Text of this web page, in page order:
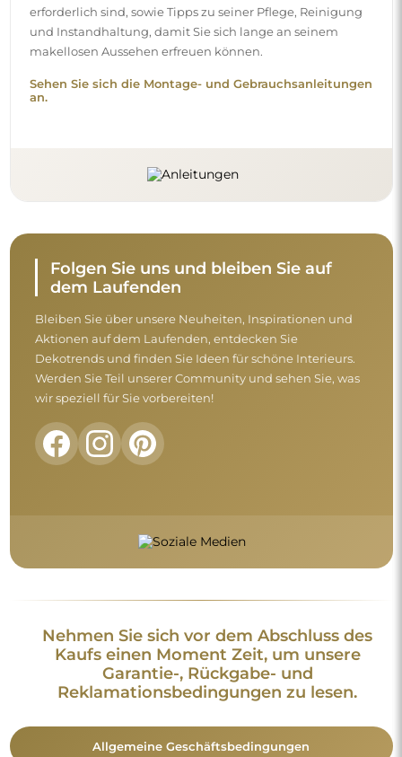
erforderlich sind, sowie Tipps zu seiner Pflege, Reinigung
und Instandhaltung, damit Sie sich lange an seinem
makellosen Aussehen erfreuen können.
Sehen Sie sich die Montage- und Gebrauchsanleitungen
an.
Folgen Sie uns und bleiben Sie auf
dem Laufenden
Bleiben Sie über unsere Neuheiten, Inspirationen und
Aktionen auf dem Laufenden, entdecken Sie
Dekotrends und finden Sie Ideen für schöne Interieurs.
Werden Sie Teil unserer Community und sehen Sie, was
wir speziell für Sie vorbereiten!
Nehmen Sie sich vor dem Abschluss des
Kaufs einen Moment Zeit, um unsere
Garantie-, Rückgabe- und
Reklamationsbedingungen zu lesen.
Allgemeine Geschäftsbedingungen